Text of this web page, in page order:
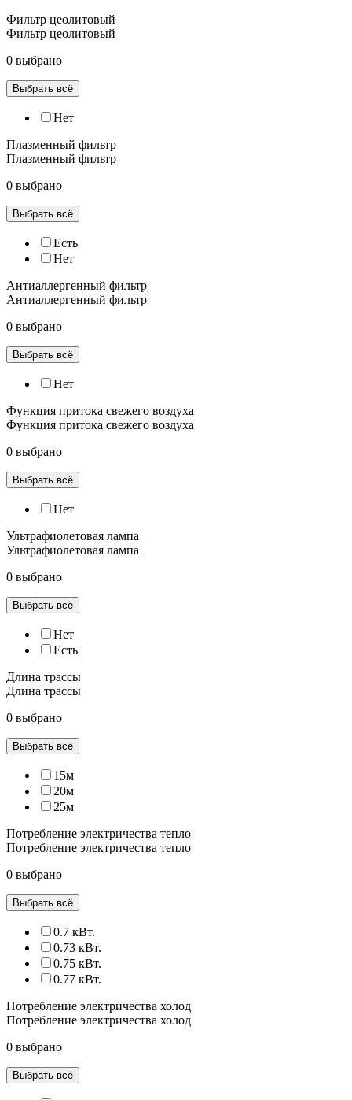
Фильтр цеолитовый
Фильтр цеолитовый
0 выбрано
Выбрать всё
Нет
Плазменный фильтр
Плазменный фильтр
0 выбрано
Выбрать всё
Есть
Нет
Антиаллергенный фильтр
Антиаллергенный фильтр
0 выбрано
Выбрать всё
Нет
Функция притока свежего воздуха
Функция притока свежего воздуха
0 выбрано
Выбрать всё
Нет
Ультрафиолетовая лампа
Ультрафиолетовая лампа
0 выбрано
Выбрать всё
Нет
Есть
Длина трассы
Длина трассы
0 выбрано
Выбрать всё
15м
20м
25м
Потребление электричества тепло
Потребление электричества тепло
0 выбрано
Выбрать всё
0.7 кВт.
0.73 кВт.
0.75 кВт.
0.77 кВт.
Потребление электричества холод
Потребление электричества холод
0 выбрано
Выбрать всё